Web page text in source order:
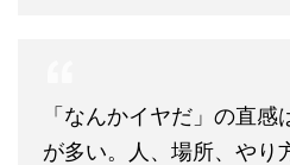
「なんかイヤだ」の直
が多い。人、場所、やり